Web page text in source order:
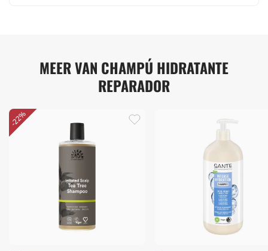
MEER VAN CHAMPÚ HIDRATANTE
REPARADOR
-22%